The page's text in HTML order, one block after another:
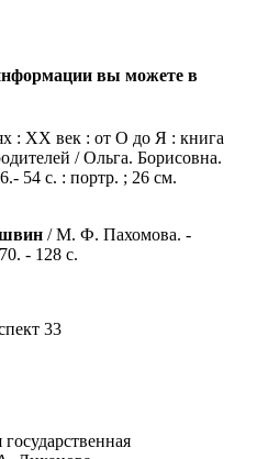
вы можете в
: XX век : от О до Я : книга
/ Ольга. Борисовна.
54 с. : портр. ; 26 см.
/ М. Ф. Пахомова. -
- 128 с.
33